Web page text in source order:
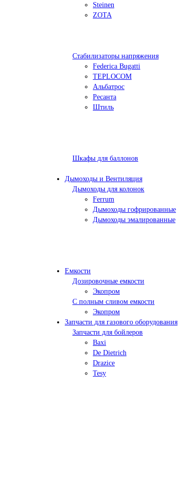
Steinen
ZOTA
Стабилизаторы напряжения
Federica Bugatti
TEPLOCOM
Альбатрос
Ресанта
Штиль
Шкафы для баллонов
Дымоходы и Вентиляция
Дымоходы для колонок
Ferrum
Дымоходы гофрированные
Дымоходы эмалированные
Емкости
Дозировочные емкости
Экопром
С полным сливом емкости
Экопром
Запчасти для газового оборудования
Запчасти для бойлеров
Baxi
De Dietrich
Drazice
Tesy